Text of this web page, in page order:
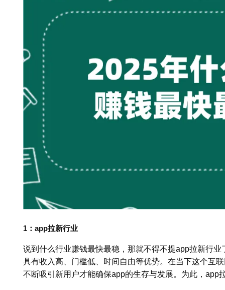
1：app拉新行业
说到什么行业赚钱最快最稳，那就不得不提app拉新行
具有收入高、门槛低、时间自由等优势。在当下这个互
不断吸引新用户才能确保app的生存与发展。为此，app